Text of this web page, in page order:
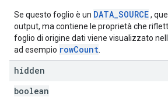
Se questo foglio è un DATA_SOURCE,
output, ma contiene le proprietà che
foglio di origine dati viene visualizzato
ad esempio rowCount
hidden
boolean